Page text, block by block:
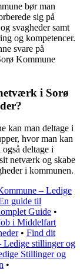
bør man
sig på
svagheder samt
og kompetencer.
svare på
Kommune
i Sorø
kan man deltage i
hvor man kan
deltage i
netværk og skabe
i kommunen.
– Ledige
guide til
Guide •
i Middelfart
• Find dit
stillinger og
Stillinger og
•